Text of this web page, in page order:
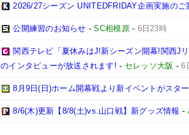
2026/27シーズン UNITEDFRIDAY企画実施のご
公開練習のお知らせ -SC相模原- 6日23時
関西テレビ「夏休みはJ!新シーズン開幕!関西J
のインタビューが放送されます! - セレッソ大阪 -6
8月9日(日)ホーム開幕戦より新イベントがスタ
8/6(木)更新【8/8(土)vs.山口戦】新グッズ情報 -